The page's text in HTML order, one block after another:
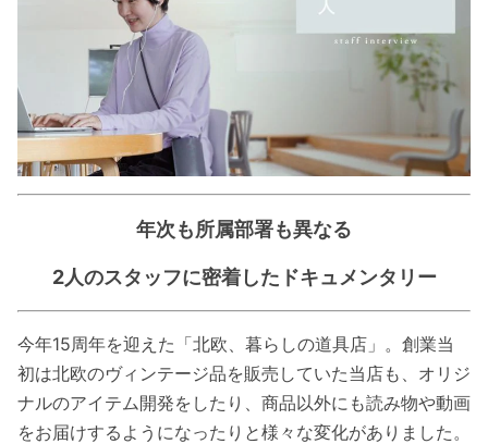
年次も所属部署も異なる
2人のスタッフに密着したドキュメンタリー
今年15周年を迎えた「北欧、暮らしの道具店」。創業当
初は北欧のヴィンテージ品を販売していた当店も、オリジ
ナルのアイテム開発をしたり、商品以外にも読み物や動画
をお届けするようになったりと様々な変化がありました。